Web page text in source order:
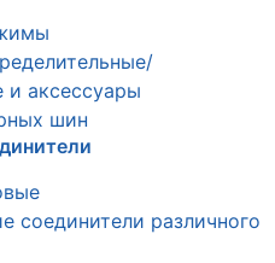
и аксессуары
шин
соединители различного